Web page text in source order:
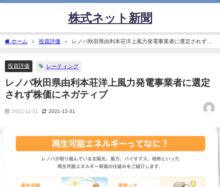
株式ネット新聞
ホーム 投資評価
レノバ秋田県由利本荘洋上風力発電事業者に選定されず株
価にネガティブ
投資評価 レーティング
レノバ秋田県由利本荘洋上風力発電事業者に選定
されず株価にネガティブ
2021-12-31 2021-12-31